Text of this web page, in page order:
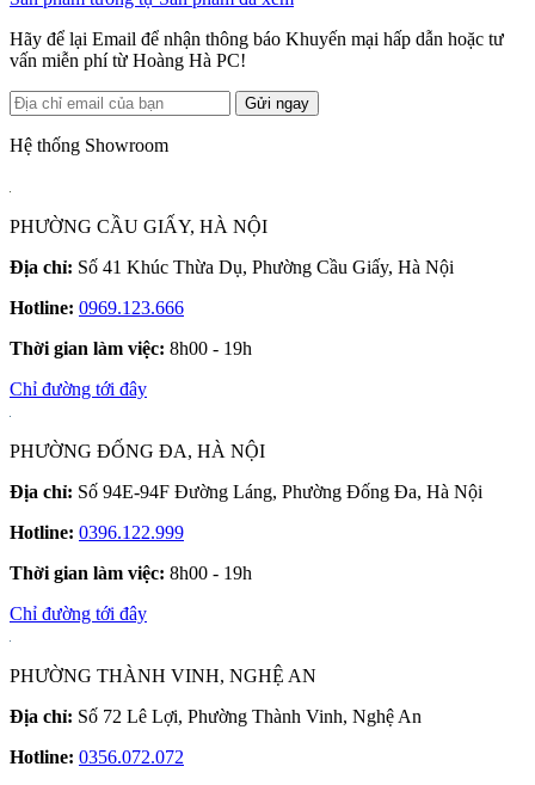
Hãy để lại Email để nhận thông báo Khuyến mại hấp dẫn hoặc tư
vấn miễn phí từ Hoàng Hà PC!
Gửi ngay
Hệ thống Showroom
PHƯỜNG CẦU GIẤY, HÀ NỘI
Địa chỉ: Số 41 Khúc Thừa Dụ, Phường Cầu Giấy, Hà Nội
Hotline: 0969.123.666
Thời gian làm việc: 8h00 - 19h
Chỉ đường tới đây
PHƯỜNG ĐỐNG ĐA, HÀ NỘI
Địa chỉ: Số 94E-94F Đường Láng, Phường Đống Đa, Hà Nội
Hotline: 0396.122.999
Thời gian làm việc: 8h00 - 19h
Chỉ đường tới đây
PHƯỜNG THÀNH VINH, NGHỆ AN
Địa chỉ: Số 72 Lê Lợi, Phường Thành Vinh, Nghệ An
Hotline: 0356.072.072